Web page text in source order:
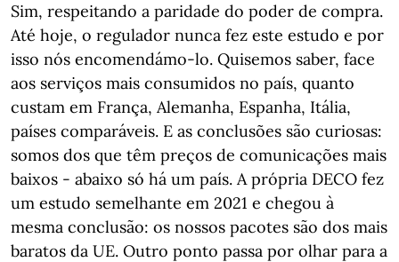
Sim, respeitando a paridade do poder de compra.
Até hoje, o regulador nunca fez este estudo e por
isso nós encomendámo-lo. Quisemos saber, face
aos serviços mais consumidos no país, quanto
custam em França, Alemanha, Espanha, Itália,
países comparáveis. E as conclusões são curiosas:
somos dos que têm preços de comunicações mais
baixos - abaixo só há um país. A própria DECO fez
um estudo semelhante em 2021 e chegou à
mesma conclusão: os nossos pacotes são dos mais
baratos da UE. Outro ponto passa por olhar para a